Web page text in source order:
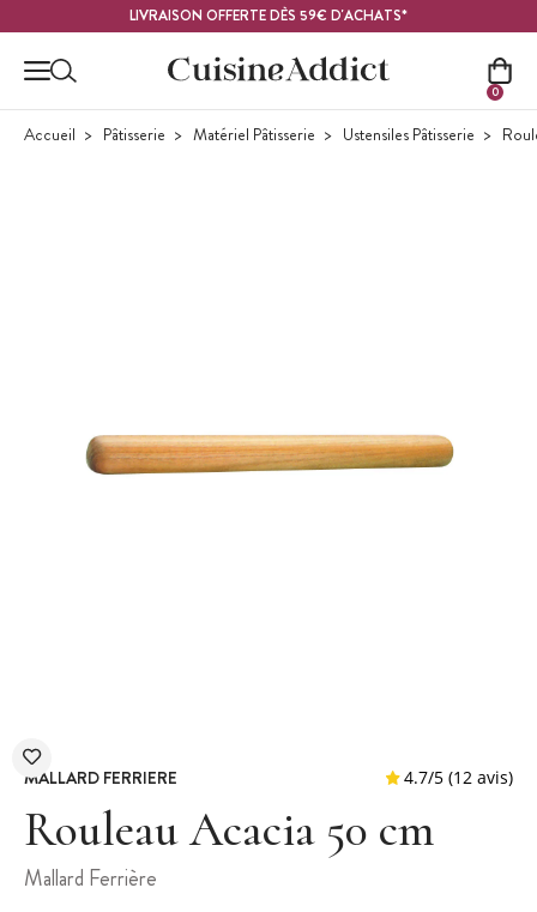
LIVRAISON OFFERTE DÈS 59€ D'ACHATS*
0
Accueil Pâtisserie Matériel Pâtisserie Ustensiles Pâtisserie
MALLARD FERRIERE
Rouleau Acacia 50 cm
Mallard Ferrière